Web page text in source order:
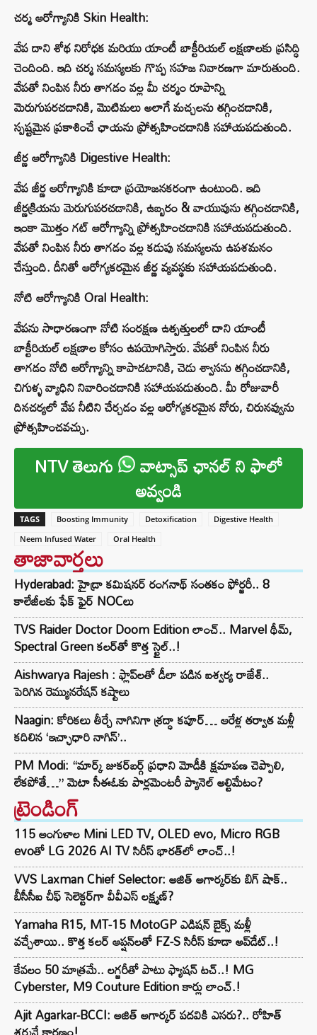
చర్మ ఆరోగ్యానికి Skin Health:
వేప దాని శోథ నిరోధక మరియు యాంటీ బాక్టీరియల్ లక్షణాలకు ప్రసిద్ధి
చెందింది. ఇది చర్మ సమస్యలకు గొప్ప సహజ నివారణగా మారుతుంది.
వేపతో నింపిన నీరు తాగడం వల్ల మీ చర్మం రూపాన్ని
మెరుగుపరచడానికి, మొటిమలు అలాగే మచ్చలను తగ్గించడానికి,
స్పష్టమైన ప్రకాశించే ఛాయను ప్రోత్సహించడానికి సహాయపడుతుంది.
జీర్ణ ఆరోగ్యానికి Digestive Health:
వేప జీర్ణ ఆరోగ్యానికి కూడా ప్రయోజనకరంగా ఉంటుంది. ఇది
జీర్ణక్రియను మెరుగుపరచడానికి, ఉబ్బరం & వాయువును తగ్గించడానికి,
ఇంకా మొత్తం గట్ ఆరోగ్యాన్ని ప్రోత్సహించడానికి సహాయపడుతుంది.
వేపతో నింపిన నీరు తాగడం వల్ల కడుపు సమస్యలను ఉపశమనం
చేస్తుంది. దీనితో ఆరోగ్యకరమైన జీర్ణ వ్యవస్థకు సహాయపడుతుంది.
నోటి ఆరోగ్యానికి Oral Health:
వేపను సాధారణంగా నోటి సంరక్షణ ఉత్పత్తులలో దాని యాంటీ
బాక్టీరియల్ లక్షణాల కోసం ఉపయోగిస్తారు. వేపతో నింపిన నీరు
తాగడం నోటి ఆరోగ్యాన్ని కాపాడటానికి, చెడు శ్వాసను తగ్గించడానికి,
చిగుళ్ళ వ్యాధిని నివారించడానికి సహాయపడుతుంది. మీ రోజువారీ
దినచర్యలో వేప నీటిని చేర్చడం వల్ల ఆరోగ్యకరమైన నోరు, చిరునవ్వును
ప్రోత్సహించవచ్చు.
NTV తెలుగు వాట్సాప్ ఛానల్ ని ఫాలో
అవ్వండి
TAGS Boosting Immunity Detoxification
Digestive Health
Neem Infused Water
Oral Health
తాజావార్తలు
Hyderabad: హైడ్రా కమిషనర్ రంగనాథ్ సంతకం ఫోర్జరీ.. 8
కాలేజీలకు ఫేక్ ఫైర్ NOCలు
TVS Raider Doctor Doom Edition లాంచ్.. Marvel థీమ్,
Spectral Green కలర్‌తో కొత్త స్టైల్..!
Aishwarya Rajesh : ఫ్లాప్‌లతో డీలా పడిన ఐశ్వర్య రాజేశ్..
పెరిగిన రెమ్యునరేషన్‌ కష్టాలు
Naagin: కోరికలు తీర్చే నాగినిగా శ్రద్ధా కపూర్… ఆరేళ్ల తర్వాత మళ్లీ
కదిలిన ‘ఇచ్ఛాధారి నాగిన్’..
PM Modi: “మార్క్ జుకర్‌బర్గ్ ప్రధాని మోడీకి క్షమాపణ చెప్పాలి,
లేకపోతే…” మెటా సీఈఓకు పార్లమెంటరీ ప్యానెల్ అల్టిమేటం?
ట్రెండింగ్‌
115 అంగుళాల Mini LED TV, OLED evo, Micro RGB
evoతో LG 2026 AI TV సిరీస్ భారత్‌లో లాంచ్..!
VVS Laxman Chief Selector: అజిత్ అగార్కర్‌కు బిగ్ షాక్..
బీసీసీఐ చీఫ్ సెలెక్టర్‌గా వీవీఎస్ లక్ష్మణ్?
Yamaha R15, MT-15 MotoGP ఎడిషన్ బైక్స్ మళ్లీ
వచ్చేశాయి.. కొత్త కలర్ ఆప్షన్‌లతో FZ-S సిరీస్ కూడా అప్‌డేట్..!
కేవలం 50 మాత్రమే.. లగ్జరీతో పాటు ఫ్యాషన్ టచ్..! MG
Cyberster, M9 Couture Edition కార్లు లాంచ్.!
Ajit Agarkar-BCCI: అజిత్ అగార్కర్ పదవికి ఎసరు?.. రోహిత్